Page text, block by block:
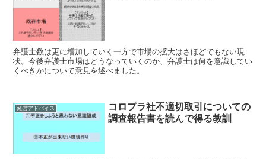
弁護士数は更に増加していく一方で市場の拡大はさほどでもない現
状。今後弁護士市場はどうなっていくのか、弁護士は何を意識してい
くべきかについて意見を述べました。
経営アドバイス
コロプラ社不適切取引についての
調査報告書を読んで得る教訓